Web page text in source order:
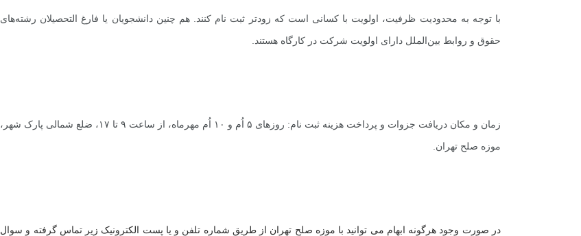
با توجه به محدودیت ظرفیت، اولویت با کسانی است که زودتر ثبت نام کنند. هم چنین دانشجویان یا فارغ التحصیلان رشته‌های
حقوق و روابط بین‌الملل دارای اولویت شرکت در کارگاه هستند.
زمان و مکان دریافت جزوات و پرداخت هزینه ثبت نام: روزهای ۵ اُم و ۱۰ اُم مهرماه، از ساعت ۹ تا ۱۷، ضلع شمالی پارک شهر،
موزه صلح تهران.
در صورت وجود هرگونه ابهام می توانید با موزه صلح تهران از طریق شماره تلفن و یا پست الکترونیک زیر تماس گرفته و سوال